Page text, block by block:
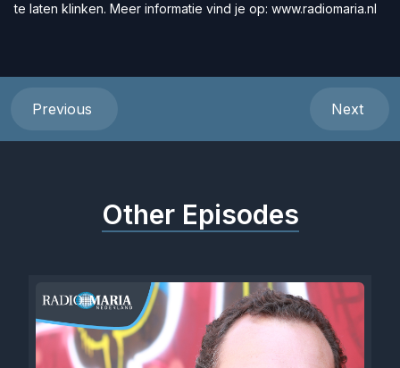
te laten klinken. Meer informatie vind je op: www.radiomaria.nl
Previous Next
Other Episodes